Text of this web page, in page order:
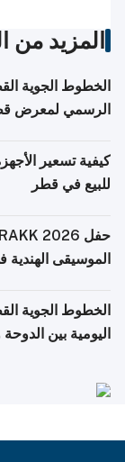
المزيد من
الخطوط الجوية
الرسمي لمعرض قطر
كيفية تسعير
للبيع في قطر
الموسيقى الهندية
الخطوط الجوية
اليومية بين الدوحة